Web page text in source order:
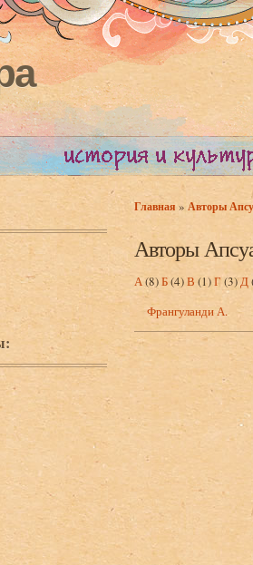
Вы здесь
Главная » Авторы
Авторы
А(8)Б(4)В (1)Г(3)Д
Франгуланди А.